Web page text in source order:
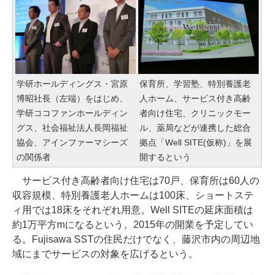
学研ホールディングス・宮原
博昭社長（左端）をはじめ、
学研ココファンホールディン
グス、社会福祉法人長岡福祉
協会、アインファーマシーズ
の関係者
保育所、学習塾、特別養護老
人ホーム、サービス付き高齢
者向け住宅、クリニックモー
ル、薬局などが連携した総合
拠点「Well SITE(仮称)」を展
開するという
サービス付き高齢者向け住宅は70戸、保育所は60人の
収容規模、特別養護老人ホームは100床、ショートステ
ィ用では18床をそれぞれ用意。Well SITEの延床面積は
約1万平方mになるという。2015年の開業を予定してい
る。Fujisawa SSTの住民だけでなく、藤沢市内の周辺地
域にまでサービスの対象を広げるという。